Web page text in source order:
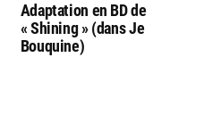
Adaptation en BD de
« Shining » (dans Je
Bouquine)